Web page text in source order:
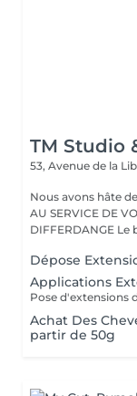
TM Studio
53, Avenue de la
Nous avons hâte de vous
AU SERVICE DE
Dépose
Applications
Achat Des
partir de 50g